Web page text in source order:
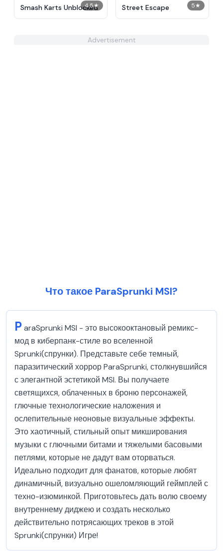
4.5★
Smash Karts Unblocked 5★
Street Escape
Advertisement
Что такое ParaSprunki MSI?
ParaSprunki MSI - это высокооктановый ремикс-
мод в киберпанк-стиле во вселенной
Sprunki(спрунки). Представьте себе темный,
паразитический хоррор ParaSprunki, столкнувшийся
с элегантной эстетикой MSI. Вы получаете
светящихся, облаченных в броню персонажей,
глючные технологические наложения и
ослепительные неоновые визуальные эффекты.
Это хаотичный, стильный опыт микширования
музыки с глючными битами и тяжелыми басовыми
петлями, которые не дадут вам оторваться.
Идеально подходит для фанатов, которые любят
динамичный, визуально ошеломляющий геймплей с
техно-изюминкой. Приготовьтесь дать волю своему
внутреннему диджею и создать несколько
действительно потрясающих треков в этой
Sprunki(спрунки) Игре!